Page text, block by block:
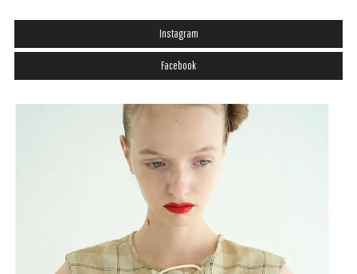
Instagram
Facebook